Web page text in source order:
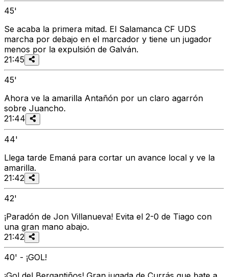
45'
Se acaba la primera mitad. El Salamanca CF UDS
marcha por debajo en el marcador y tiene un jugador
menos por la expulsión de Galván.
21:45
45'
Ahora ve la amarilla Antañón por un claro agarrón
sobre Juancho.
21:44
44'
Llega tarde Emaná para cortar un avance local y ve la
amarilla.
21:42
42'
¡Paradón de Jon Villanueva! Evita el 2-0 de Tiago con
una gran mano abajo.
21:42
40' - ¡GOL!